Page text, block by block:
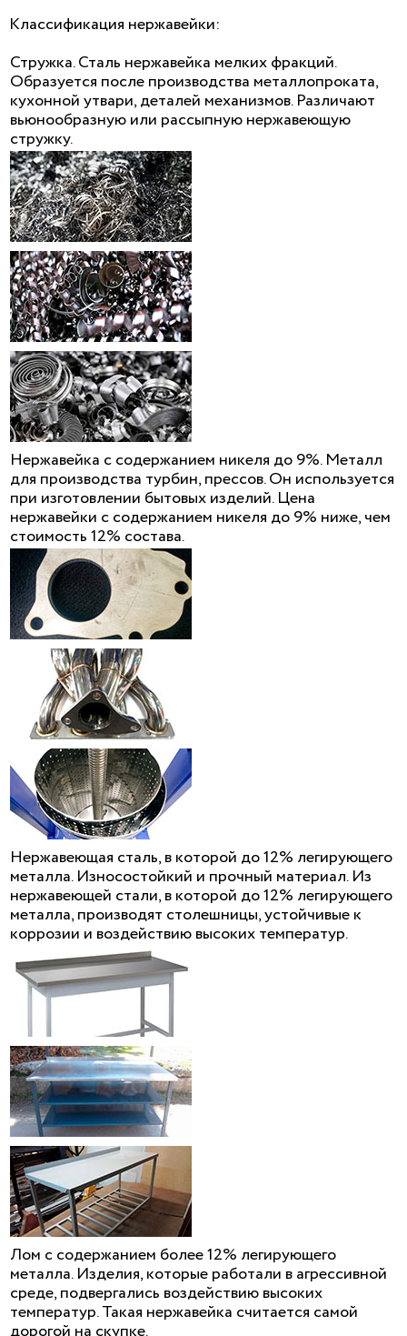
Классификация нержавейки:
Стружка. Сталь нержавейка мелких фракций.
Образуется после производства металлопроката,
кухонной утвари, деталей механизмов. Различают
вьюнообразную или рассыпную нержавеющую
стружку.
Нержавейка с содержанием никеля до 9%. Металл
для производства турбин, прессов. Он используется
при изготовлении бытовых изделий. Цена
нержавейки с содержанием никеля до 9% ниже, чем
стоимость 12% состава.
Нержавеющая сталь, в которой до 12% легирующего
металла. Износостойкий и прочный материал. Из
нержавеющей стали, в которой до 12% легирующего
металла, производят столешницы, устойчивые к
коррозии и воздействию высоких температур.
Лом с содержанием более 12% легирующего
металла. Изделия, которые работали в агрессивной
среде, подвергались воздействию высоких
температур. Такая нержавейка считается самой
дорогой на скупке.